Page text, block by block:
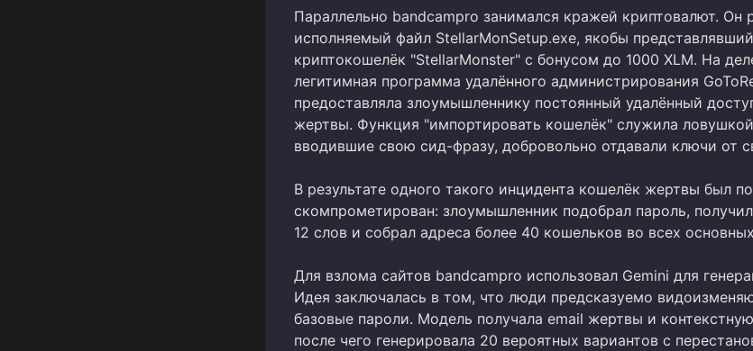
Параллельно bandcampro занимался кражей криптовалют. Он
исполняемый файл StellarMonSetup.exe, якобы
криптокошелёк "StellarMonster" с бонусом до 1000 XLM. На
легитимная программа удалённого администрирования
предоставляла злоумышленнику постоянный удалённый
жертвы. Функция "импортировать кошелёк" служила
вводившие свою сид-фразу, добровольно отдавали ключи от
В результате одного такого инцидента кошелёк жертвы был
скомпрометирован: злоумышленник подобрал пароль,
12 слов и собрал адреса более 40 кошельков во всех
Для взлома сайтов bandcampro использовал Gemini для
Идея заключалась в том, что люди предсказуемо
базовые пароли. Модель получала email жертвы и
после чего генерировала 20 вероятных вариантов с